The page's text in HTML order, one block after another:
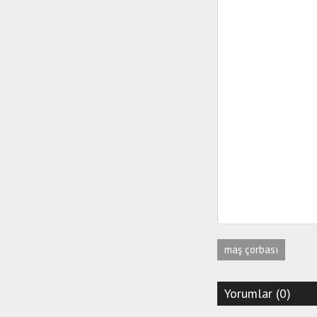
maş çorbası
Yorumlar (0)